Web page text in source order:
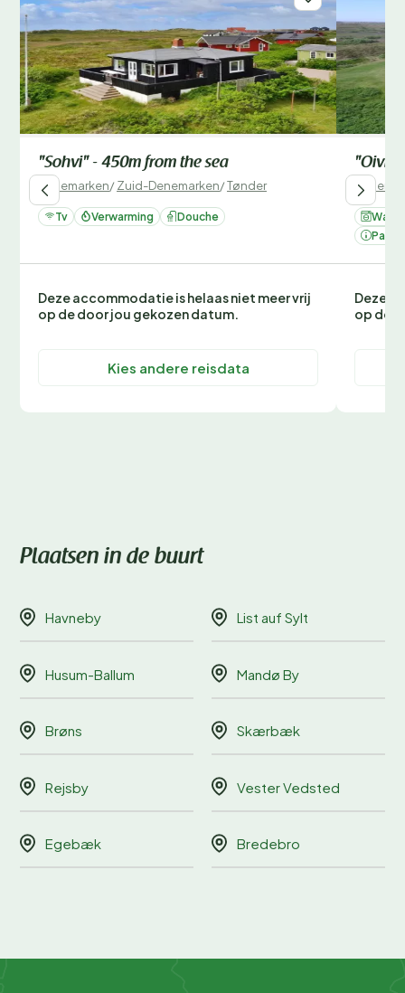
"Sohvi" - 450m from the sea
Denemarken/Zuid-Denemarken/Tønder
Tv Verwarming Douche
Deze accommodatie is helaas niet meer vrij
op de door jou gekozen datum.
Kies andere reisdata
"Oivi"
Deze
op de
Plaatsen in de buurt
Havneby List auf Sylt
Husum-Ballum Mandø By
Brøns Skærbæk
Rejsby Vester Vedsted
Egebæk Bredebro